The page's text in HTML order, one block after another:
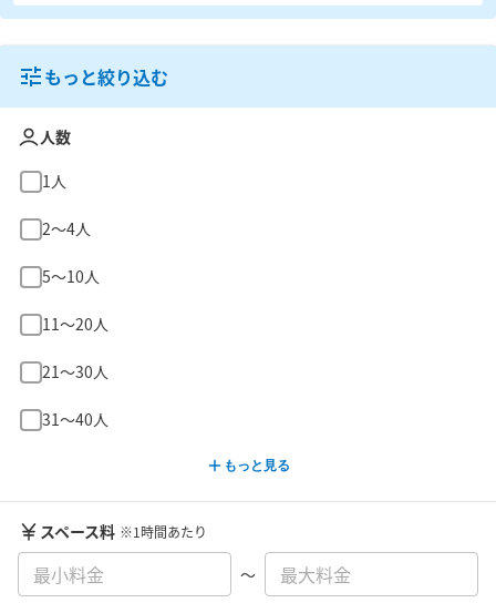
もっと絞り込む
人数
1人
2〜4人
5〜10人
11〜20人
21〜30人
31〜40人
もっと見る
スペース料 ※1時間あたり
〜